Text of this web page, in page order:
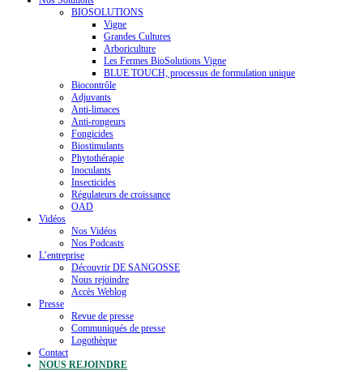
BIOSOLUTIONS
Vigne
Grandes Cultures
Arboriculture
Les Fermes BioSolutions Vigne
BLUE TOUCH, processus de formulation unique
Biocontrôle
Adjuvants
Anti-limaces
Anti-rongeurs
Fongicides
Biostimulants
Phytothérapie
Inoculants
Insecticides
Régulateurs de croissance
OAD
Vidéos
Nos Vidéos
Nos Podcasts
L’entreprise
Découvrir DE SANGOSSE
Nous rejoindre
Accès Weblog
Presse
Revue de presse
Communiqués de presse
Logothèque
Contact
NOUS REJOINDRE